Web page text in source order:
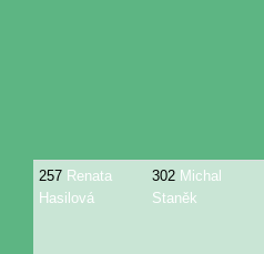
257 Renata
Hasilová
302 Michal
Staněk